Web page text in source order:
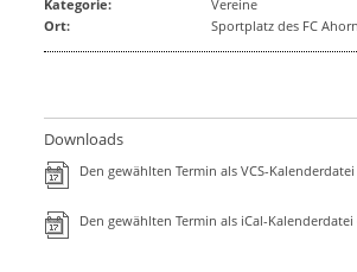
Kategorie:
Vereine
Ort:
Sportplatz des FC
Downloads
Den gewählten Termin als VCS-
Den gewählten Termin als iCal-